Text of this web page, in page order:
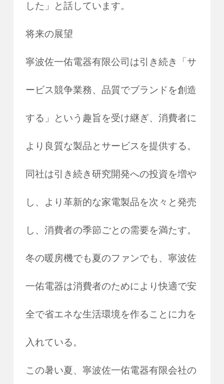
した」と話しています。
将来の展望
寧波佐一佑電器有限公司は引き続き「サ
ービス競争業務、品質でブランドを創造
する」という趣旨を受け継ぎ、消費者に
より良質な製品とサービスを提供する。
同社は引き続き研究開発への投資を増や
し、より革新的な家電製品を次々と発売
し、消費者の季節ごとの需要を満たす。
冬の暖房機でも夏のファンでも、寧波佐
一佑電器は消費者のためにより快適で安
全で省エネな生活環境を作ることに力を
入れている。
この暑い夏、寧波佐一佑電器有限会社の